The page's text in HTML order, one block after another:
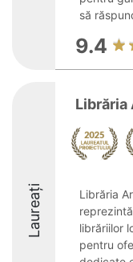
să
9.4
Laureați
Librăria
Librăria
librăriilor
pentru